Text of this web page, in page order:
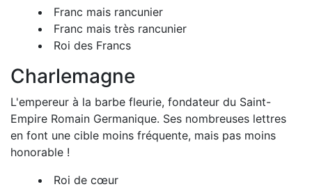
Franc mais rancunier
Franc mais très rancunier
Roi des Francs
Charlemagne
L'empereur à la barbe fleurie, fondateur du Saint-
Empire Romain Germanique. Ses nombreuses lettres
en font une cible moins fréquente, mais pas moins
honorable !
Roi de cœur